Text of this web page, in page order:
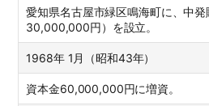
愛知県名古屋市緑区鳴海町に、中
30,000,000円）を設立。
1968年 1月（昭和43年）
資本金60,000,000円に増資。